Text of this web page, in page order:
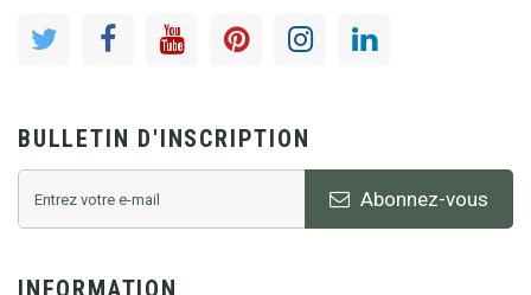
BULLETIN D'INSCRIPTION
Abonnez-vous